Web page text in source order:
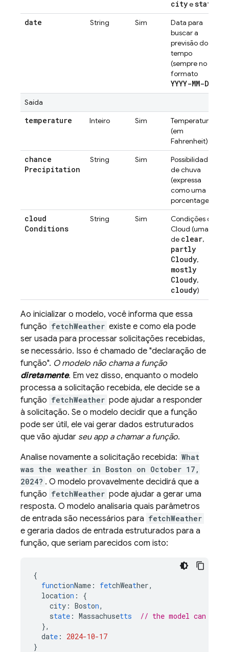
cityestate
date String Sim
Data para
buscar a
previsão do
tempo
(sempre no
formato
YYYY-MM-DD
Saída
temperature Inteiro Sim
Temperatura
(em
Fahrenheit)
chance
Precipitation
String Sim
Possibilidade
de chuva
(expressa
como uma
porcentagem)
cloud
Conditions
String Sim
Condições do
Cloud (uma
de clear,
partly
Cloudy,
mostly
Cloudy,
cloudy)
Ao inicializar o modelo, você informa que essa
função fetchWeather existe e como ela pode
ser usada para processar solicitações recebidas,
se necessário. Isso é chamado de "declaração de
função". O modelo não chama a função
diretamente. Em vez disso, enquanto o modelo
processa a solicitação recebida, ele decide se a
função fetchWeather pode ajudar a responder
à solicitação. Se o modelo decidir que a função
pode ser útil, ele vai gerar dados estruturados
que vão ajudar seu app a chamar a função.
Analise novamente a solicitação recebida: What
was the weather in Boston on October 17,
2024? . O modelo provavelmente decidirá que a
função fetchWeather pode ajudar a gerar uma
resposta. O modelo analisaria quais parâmetros
de entrada são necessários para fetchWeather
e geraria dados de entrada estruturados para a
função, que seriam parecidos com isto:
{
functionName : fetchWeather,
location :
{
city : Boston,
state : Massachusetts
// the model can
},
date :
2024-10-17
}